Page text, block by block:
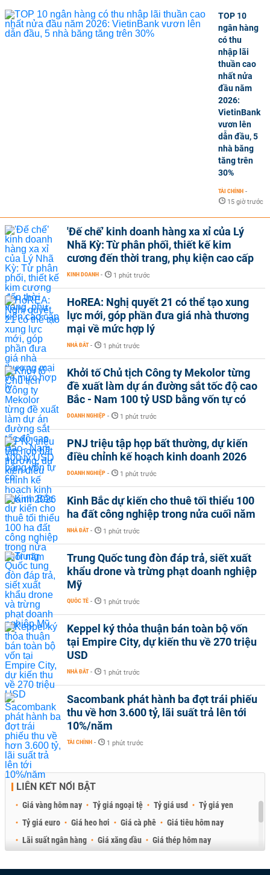
TOP 10
ngân hàng
có thu
nhập lãi
thuần cao
nhất nửa
đầu năm
2026:
VietinBank
vươn lên
dẫn đầu, 5
nhà băng
tăng trên
30%
TÀI CHÍNH -
15 giờ trước
'Đế chế’ kinh doanh hàng xa xỉ của Lý
Nhã Kỳ: Từ phân phối, thiết kế kim
cương đến thời trang, phụ kiện cao cấp
KINH DOANH - 1 phút trước
HoREA: Nghị quyết 21 có thể tạo xung
lực mới, góp phần đưa giá nhà thương
mại về mức hợp lý
NHÀ ĐẤT - 1 phút trước
Khởi tố Chủ tịch Công ty Mekolor từng
đề xuất làm dự án đường sắt tốc độ cao
Bắc - Nam 100 tỷ USD bằng vốn tự có
DOANH NGHIỆP - 1 phút trước
PNJ triệu tập họp bất thường, dự kiến
điều chỉnh kế hoạch kinh doanh 2026
DOANH NGHIỆP - 1 phút trước
Kinh Bắc dự kiến cho thuê tối thiểu 100
ha đất công nghiệp trong nửa cuối năm
NHÀ ĐẤT - 1 phút trước
Trung Quốc tung đòn đáp trả, siết xuất
khẩu drone và trừng phạt doanh nghiệp
Mỹ
QUỐC TẾ - 1 phút trước
Keppel ký thỏa thuận bán toàn bộ vốn
tại Empire City, dự kiến thu về 270 triệu
USD
NHÀ ĐẤT - 1 phút trước
Sacombank phát hành ba đợt trái phiếu
thu về hơn 3.600 tỷ, lãi suất trả lên tới
10%/năm
TÀI CHÍNH - 1 phút trước
LIÊN KẾT NỔI BẬT
Giá vàng hôm nay Tỷ giá ngoại tệ Tỷ giá usd
Tỷ giá yen
Tỷ giá euro
Giá heo hơi Giá cà phê
Giá tiêu hôm nay
Lãi suất ngân hàng
Giá xăng dầu
Giá thép hôm nay